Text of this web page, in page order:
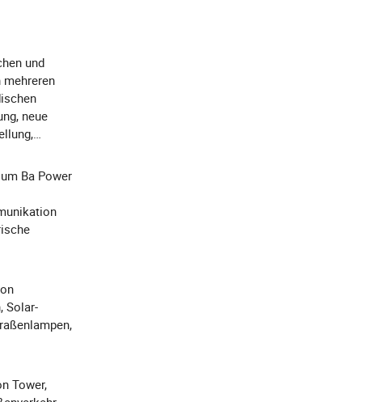
und
mehreren
neue
Ba Power
Solar-
Tower,